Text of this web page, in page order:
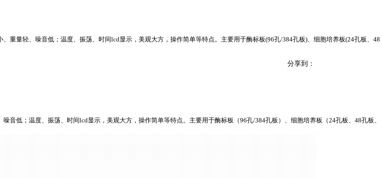
重量轻、噪音低；温度、振荡、时间lcd显示，美观大方，操作简单等特点。主要用于酶标板(96孔/384孔板)、细胞培养板(24孔板、48
分享到：
噪音低；温度、振荡、时间lcd显示，美观大方，操作简单等特点。主要用于酶标板（96孔/384孔板）、细胞培养板（24孔板、 48孔板、